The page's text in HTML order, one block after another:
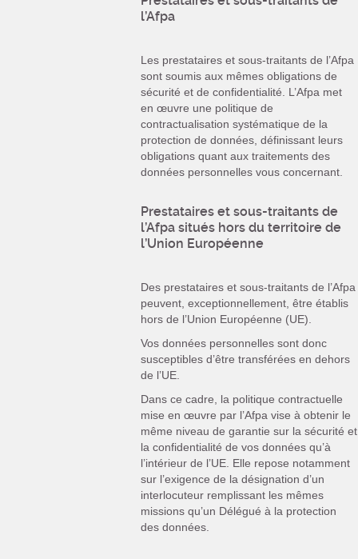
l’Afpa
Les prestataires et sous-traitants de l’Afpa
sont soumis aux mêmes obligations de
sécurité et de confidentialité. L’Afpa met
en œuvre une politique de
contractualisation systématique de la
protection de données, définissant leurs
obligations quant aux traitements des
données personnelles vous concernant.
Prestataires et sous-traitants de
l’Afpa situés hors du territoire de
l’Union Européenne
Des prestataires et sous-traitants de l’Afpa
peuvent, exceptionnellement, être établis
hors de l’Union Européenne (UE).
Vos données personnelles sont donc
susceptibles d’être transférées en dehors
de l’UE.
Dans ce cadre, la politique contractuelle
mise en œuvre par l’Afpa vise à obtenir le
même niveau de garantie sur la sécurité et
la confidentialité de vos données qu’à
l’intérieur de l’UE. Elle repose notamment
sur l’exigence de la désignation d’un
interlocuteur remplissant les mêmes
missions qu’un Délégué à la protection
des données.